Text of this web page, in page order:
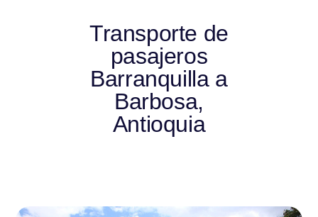
Transporte de
pasajeros
Barranquilla a
Barbosa,
Antioquia